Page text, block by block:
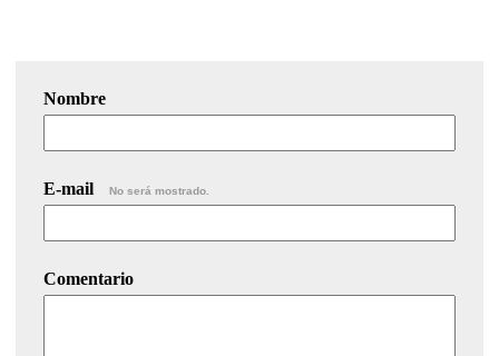
Nombre
E-mail No será mostrado.
Comentario